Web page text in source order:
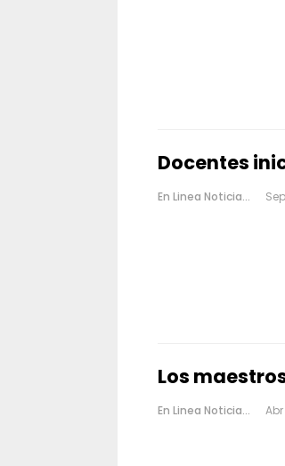
Docentes
En Linea Noticias
Los
En Linea Noticias Abr